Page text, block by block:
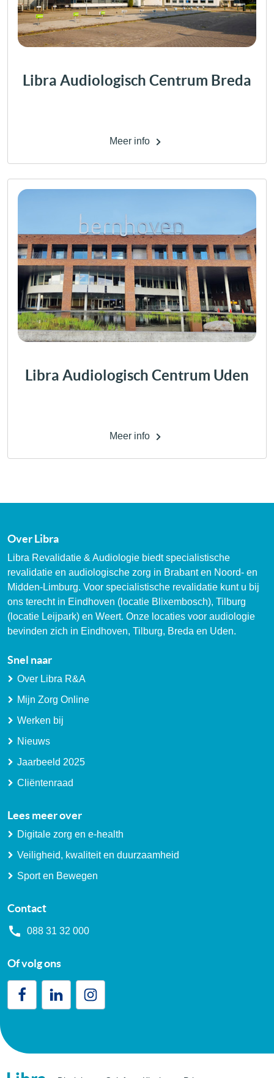
Libra Audiologisch Centrum Breda
Meer info
Libra Audiologisch Centrum Uden
Meer info
Over Libra
Libra Revalidatie & Audiologie biedt specialistische
revalidatie en audiologische zorg in Brabant en Noord- en
Midden-Limburg. Voor specialistische revalidatie kunt u bij
ons terecht in Eindhoven (locatie Blixembosch), Tilburg
(locatie Leijpark) en Weert. Onze locaties voor audiologie
bevinden zich in Eindhoven, Tilburg, Breda en Uden.
Snel naar
Over Libra R&A
Mijn Zorg Online
Werken bij
Nieuws
Jaarbeeld 2025
Cliëntenraad
Lees meer over
Digitale zorg en e-health
Veiligheid, kwaliteit en duurzaamheid
Sport en Bewegen
Contact
088 31 32 000
Of volg ons